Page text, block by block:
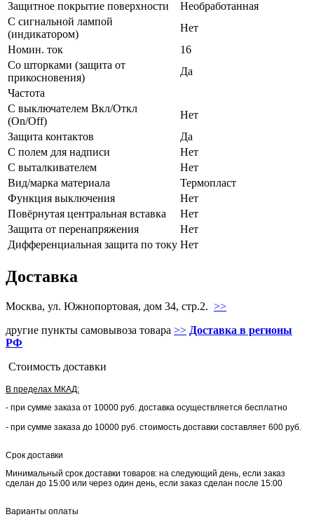
Защитное покрытие поверхности
Необработанная
С сигнальной лампой
(индикатором)
Нет
Номин. ток
16
Со шторками (защита от
прикосновения)
Да
Частота
С выключателем Вкл/Откл
(On/Off)
Нет
Защита контактов
Да
С полем для надписи
Нет
С выталкивателем
Нет
Вид/марка материала
Термопласт
Функция выключения
Нет
Повёрнутая центральная вставка
Нет
Защита от перенапряжения
Нет
Дифференциальная защита по току Нет
Доставка
Москва, ул. Южнопортовая, дом 34, стр.2. >>
другие пункты самовывоза товара >> Доставка в регионы
РФ
Стоимость доставки
В пределах МКАД:
- при сумме заказа от 10000 руб. доставка осуществляется бесплатно
- при сумме заказа до 10000 руб. стоимость доставки составляет 600 руб.
Срок доставки
Минимальный срок доставки товаров: на следующий день, если заказ
сделан до 15:00 или через один день, если заказ сделан после 15:00
Варианты оплаты